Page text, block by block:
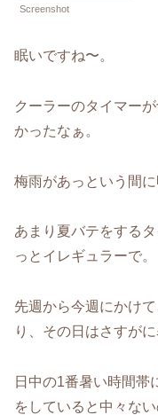
Screenshot
眠いですね〜。
クーラーのタイマー
かったなぁ。
梅雨があっという間
あまり夏バテをする
っとイレギュラーで。
先週から今週にかけ
り、その日はさすが
日中の1番暑い時間帯
をしていると中々な